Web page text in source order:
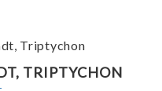
TRIPTYCHON